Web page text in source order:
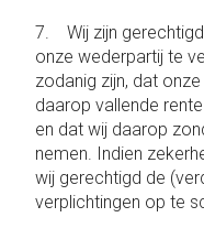
7. Wij zijn
onze wederpartij te
zodanig zijn, dat
daarop vallende
en dat wij daarop
nemen. Indien
wij gerechtigd de
verplichtingen op te